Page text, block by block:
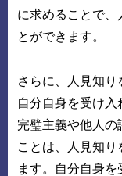
に求めることで、
とができます。
さらに、人見知り
自分自身を受け入
完璧主義や他人の
ことは、人見知り
ます。自分自身